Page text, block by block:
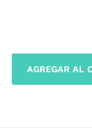
AGREGAR AL